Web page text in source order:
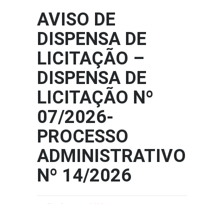
AVISO DE
DISPENSA DE
LICITAÇÃO –
DISPENSA DE
LICITAÇÃO Nº
07/2026-
PROCESSO
ADMINISTRATIVO
Nº 14/2026